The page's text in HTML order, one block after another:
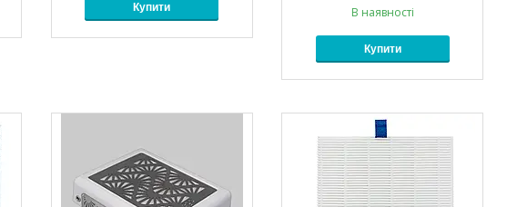
Купити В наявності
Купити